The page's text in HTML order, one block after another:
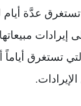
عدَّة
إيرادات
تستغرق أياماً